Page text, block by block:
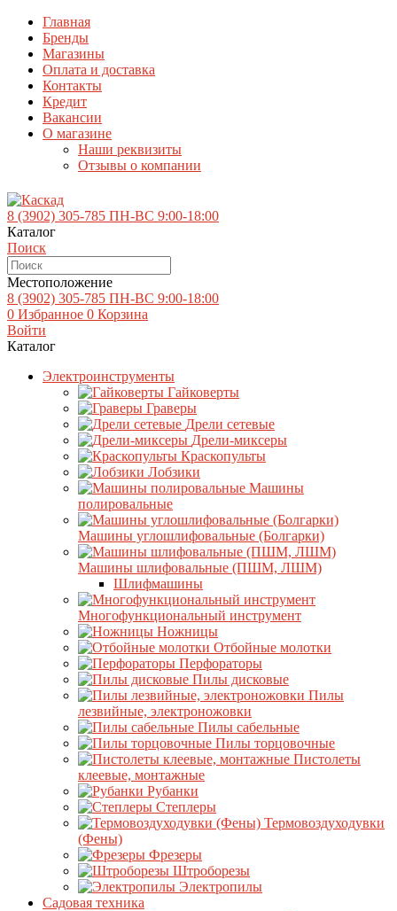
Главная
Бренды
Магазины
Оплата и доставка
Контакты
Кредит
Вакансии
О магазине
Наши реквизиты
Отзывы о компании
8 (3902) 305-785 ПН-ВС 9:00-18:00
Каталог
Поиск
Местоположение
8 (3902) 305-785 ПН-ВС 9:00-18:00
0 Избранное 0 Корзина
Войти
Каталог
Электроинструменты
Гайковерты
Граверы
Дрели сетевые
Дрели-миксеры
Краскопульты
Лобзики
Машины
полировальные
Машины углошлифовальные (Болгарки)
Машины шлифовальные (ПШМ, ЛШМ)
Шлифмашины
Многофункциональный инструмент
Ножницы
Отбойные молотки
Перфораторы
Пилы дисковые
Пилы
лезвийные, электроножовки
Пилы сабельные
Пилы торцовочные
Пистолеты
клеевые, монтажные
Рубанки
Степлеры
Термовоздуходувки
(Фены)
Фрезеры
Штроборезы
Электропилы
Садовая техника